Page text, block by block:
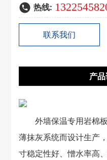
热线:
联系我们
产
外墙保温专用岩棉板
薄抹灰系统而设计生产
寸稳定性好、憎水率高